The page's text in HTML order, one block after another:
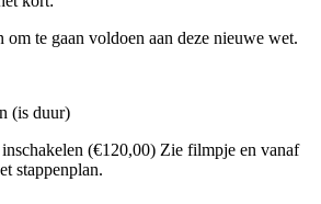
te gaan voldoen aan deze nieuwe wet.
(is duur)
(€120,00) Zie filmpje en vanaf
stappenplan.